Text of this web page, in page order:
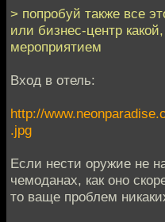
> попробуй также все
или бизнес-центр
мероприятием
Вход в отель:
http://
.jpg
Если нести оружие не
чемоданах, как оно
то ваще проблем